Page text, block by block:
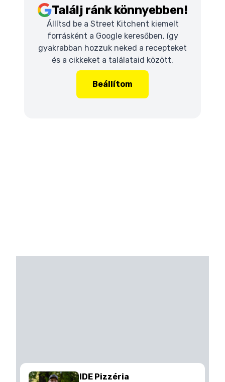
Találj ránk könnyebben!
Állítsd be a Street Kitchent kiemelt
forrásként a Google keresőben, így
gyakrabban hozzuk neked a recepteket
és a cikkeket a találataid között.
Beállítom
IDE Pizzéria